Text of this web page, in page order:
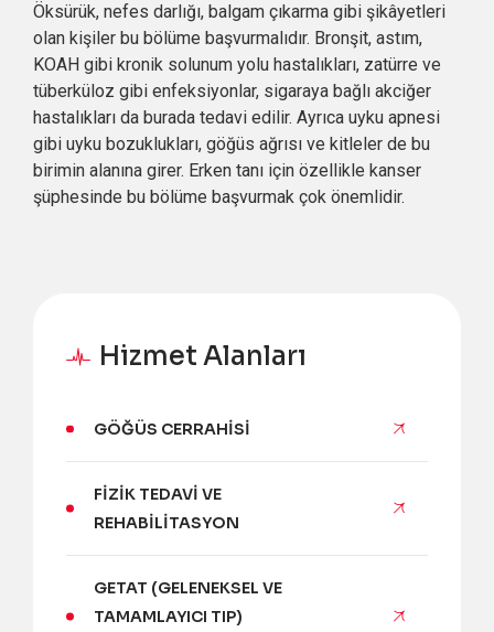
Öksürük, nefes darlığı, balgam çıkarma gibi şikâyetleri
olan kişiler bu bölüme başvurmalıdır. Bronşit, astım,
KOAH gibi kronik solunum yolu hastalıkları, zatürre ve
tüberküloz gibi enfeksiyonlar, sigaraya bağlı akciğer
hastalıkları da burada tedavi edilir. Ayrıca uyku apnesi
gibi uyku bozuklukları, göğüs ağrısı ve kitleler de bu
birimin alanına girer. Erken tanı için özellikle kanser
şüphesinde bu bölüme başvurmak çok önemlidir.
Hizmet Alanları
GÖĞÜS CERRAHISI
FIZIK TEDAVI VE
REHABILITASYON
GETAT (GELENEKSEL VE
TAMAMLAYICI TIP)